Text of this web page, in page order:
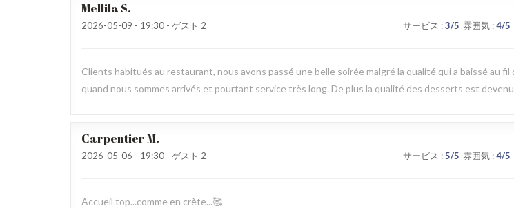
Mellila S
2026-05-09 - 19:30 - ゲスト 2 サービス : 3/5 雰囲気: 4/5
Clients habitués au restaurant, nous avons passé une belle soirée malgré la qualité qui a baissé au fil
quand nous sommes arrivés et pourtant service très long. De plus la qualité des desserts est
CarpentierM
2026-05-06 - 19:30 - ゲスト 2 サービス : 5/5 雰囲気: 4/5
Accueil top...comme en crète...🥰